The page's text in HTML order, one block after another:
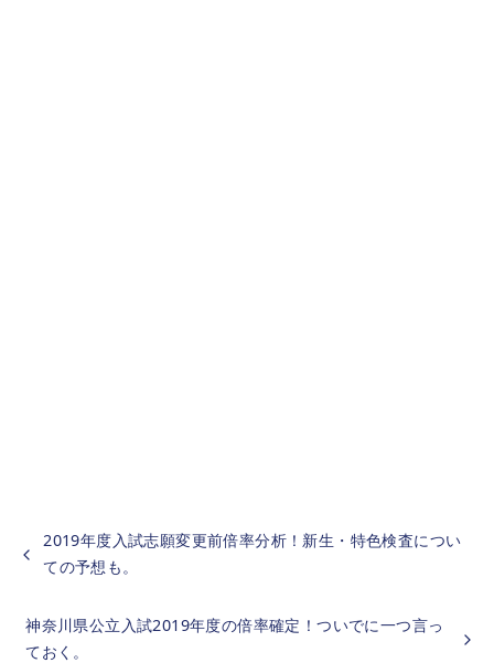
2019年度入試志願変更前倍率分析！新生・特色検査につい
ての予想も。
神奈川県公立入試2019年度の倍率確定！ついでに一つ言っ
ておく。